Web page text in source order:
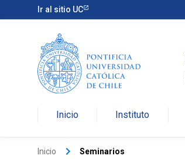
Ir al sitio UC
Inicio Instituto
Inicio keyboard_arrow_right Seminarios